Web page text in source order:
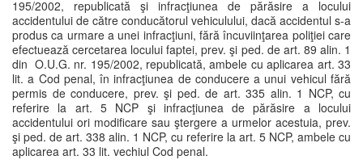
195/2002, republicată şi infracţiunea de părăsire a locului
accidentului de către conducătorul vehiculului, dacă accidentul s-a
produs ca urmare a unei infracţiuni, fără încuviinţarea poliţiei care
efectuează cercetarea locului faptei, prev. şi ped. de art. 89 alin. 1
din O.U.G. nr. 195/2002, republicată, ambele cu aplicarea art. 33
lit. a Cod penal, în infracţiunea de conducere a unui vehicul fără
permis de conducere, prev. şi ped. de art. 335 alin. 1 NCP, cu
referire la art. 5 NCP şi infracţiunea de părăsire a locului
accidentului ori modificare sau ştergere a urmelor acestuia, prev.
şi ped. de art. 338 alin. 1 NCP, cu referire la art. 5 NCP, ambele cu
aplicarea art. 33 lit. vechiul Cod penal.